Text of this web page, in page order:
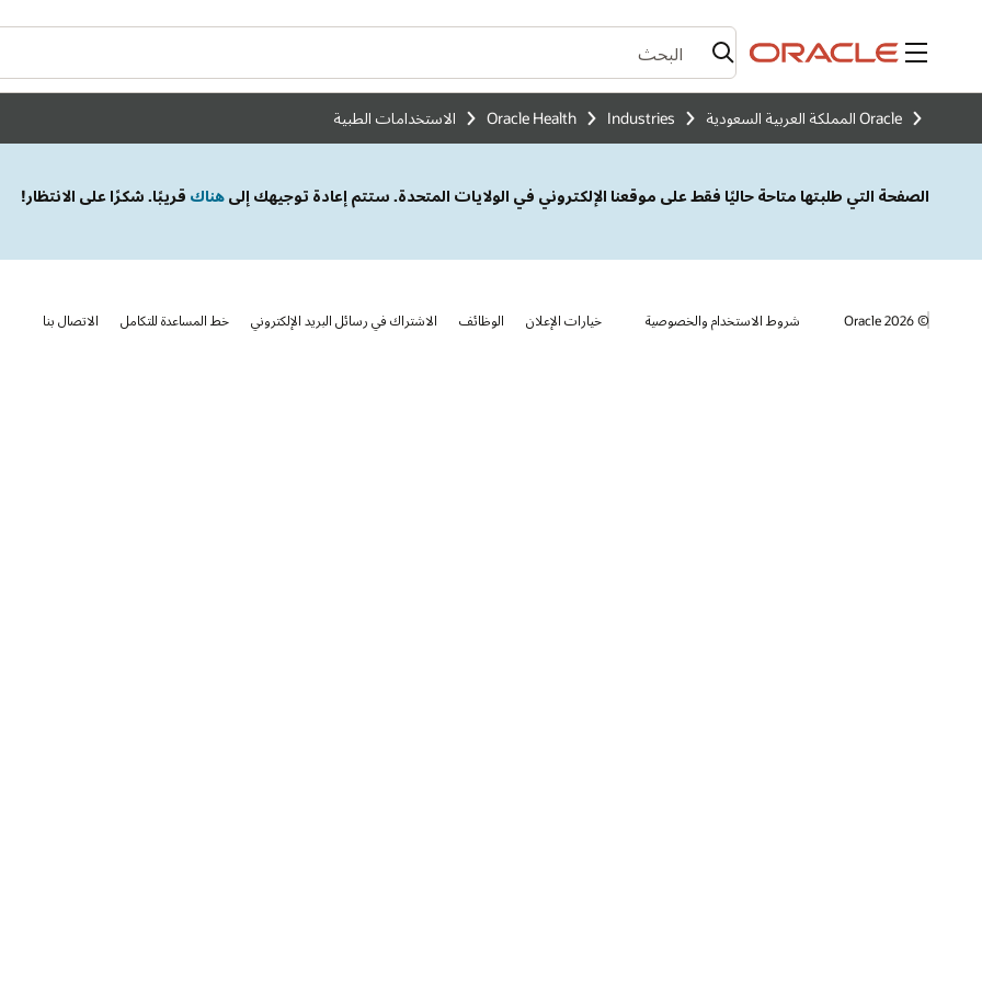
القائمة
Oracle المملكة العربية السعودية Industries
Oracle Health الاستخدامات الطبية
الصفحة التي طلبتها متاحة حاليًا فقط على موقعنا الإلكتروني في الولايات المتحدة. ستتم إعادة توجيهك إلى هناك قريبًا. شكرًا على الانتظار!
© 2026 Oracle شروط الاستخدام والخصوصية خيارات الإعلان الوظائف الاشتراك في رسائل البريد الإلكتروني خط المساعدة للتكامل الاتصال بنا